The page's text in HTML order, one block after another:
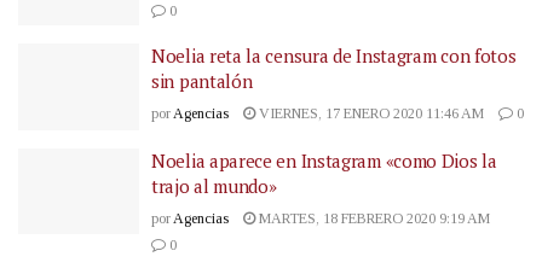
0
Noelia reta la censura de Instagram con fotos
sin pantalón
porAgencias VIERNES, 17 ENERO 2020 11:46 AM 0
Noelia aparece en Instagram «como Dios la
trajo al mundo»
por Agencias
MARTES, 18 FEBRERO 2020 9:19 AM
0